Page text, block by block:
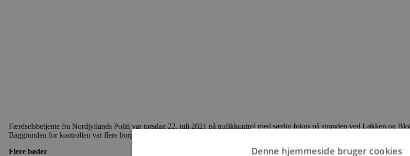
Færdselsbetjente fra Nordjyllands Politi var torsdag 22. juli 2021 på trafikkontrol med særlig fokus på stranden ved Løkken og
Baggrunden for kontrollen var flere borgerhenvendelser med ønske om, at der kom politi til stede på stranden.
Flere bøder
Denne hjemmeside bruger cookies